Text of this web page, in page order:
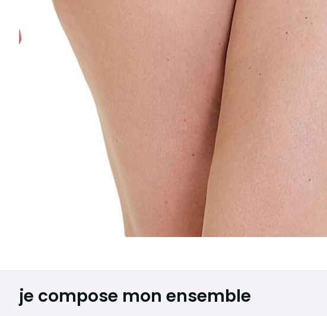
je compose mon ensemble